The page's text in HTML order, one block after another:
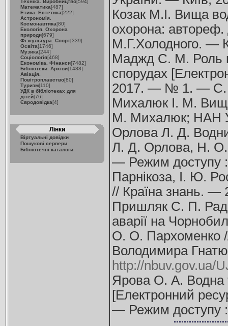
Техніка. Виробництво[594]
Математика[487]
Етика. Естетика[222]
Астрономія.
Космонавтика[80]
Екологія. Охорона
природи[679]
Фізкультура. Спорт[339]
Освіта[1746]
Музика[244]
Соціологія[468]
Економіка. Фінанси[7482]
Бібліотеки. Архіви[1488]
Авіація.
Повітроплавство[80]
Туризм[110]
УДК в бібліотеках для
дітей[76]
Євродовідка[4]
Лінки
Віртуальні довідки
Пошукові сервери
Бібліотечні каталоги
Козак М.І. Вища
охорона: автореф.
М.Г.Холодного. —
Маджд С. М. Роль
спорудах
2017. — № 1. — С.
Михалюк І. М.
М. Михалюк; НАН
Орлова Л. Д.
Л. Д. Орлова, Н. О.
— Режим доступу
Парнікоза, І. Ю.
// Країна знань.
Пришляк С. П.
аварії на
О. О. Пархоменко //
Володимира
http://nbuv.gov.ua/
Ярова О. А. Водна
[Електронний
— Режим доступу